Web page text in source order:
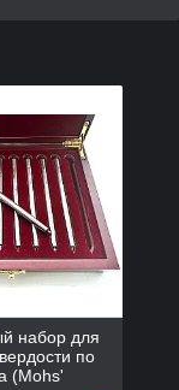
набор для
по
(Mohs'